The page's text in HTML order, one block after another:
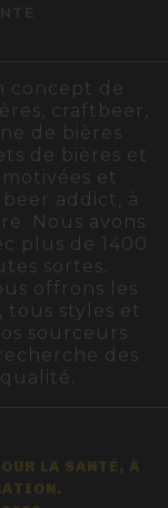
concept de
craftbeer,
de bières
de bières et
et
addict, à
Nous avons
plus de 1400
sortes.
offrons les
tous styles et
sourceurs
des
LA SANTÉ, À